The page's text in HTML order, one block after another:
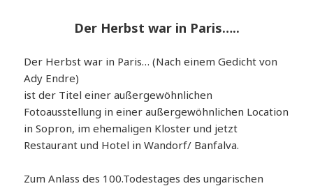
Der Herbst war in Paris…..
Der Herbst war in Paris… (Nach einem Gedicht von
Ady Endre)
ist der Titel einer außergewöhnlichen
Fotoausstellung in einer außergewöhnlichen Location
in Sopron, im ehemaligen Kloster und jetzt
Restaurant und Hotel in Wandorf/ Banfalva.
Zum Anlass des 100.Todestages des ungarischen